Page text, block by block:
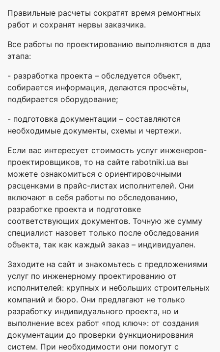
Правильные расчеты сократят время ремонтных
работ и сохранят нервы заказчика.
Все работы по проектированию выполняются в два
этапа:
- разработка проекта – обследуется объект,
собирается информация, делаются просчёты,
подбирается оборудование;
- подготовка документации – составляются
необходимые документы, схемы и чертежи.
Если вас интересует стоимость услуг инженеров-
проектировщиков, то на сайте rabotniki.ua вы
можете ознакомиться с ориентировочными
расценками в прайс-листах исполнителей. Они
включают в себя работы по обследованию,
разработке проекта и подготовке
соответствующих документов. Точную же сумму
специалист назовет только после обследования
объекта, так как каждый заказ – индивидуален.
Заходите на сайт и знакомьтесь с предложениями
услуг по инженерному проектированию от
исполнителей: крупных и небольших строительных
компаний и бюро. Они предлагают не только
разработку индивидуального проекта, но и
выполнение всех работ «под ключ»: от создания
документации до проверки функционирования
систем. При необходимости они помогут с